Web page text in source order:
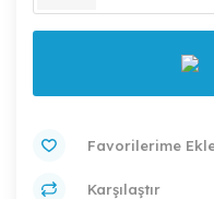
Karşılaştır